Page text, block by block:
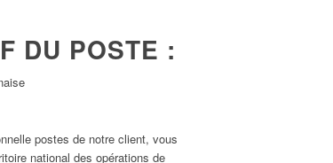
DU POSTE :
postes de notre client, vous
national des opérations de